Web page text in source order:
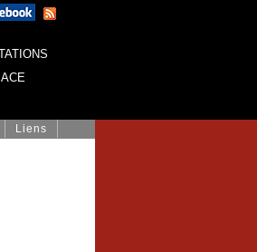
Liens